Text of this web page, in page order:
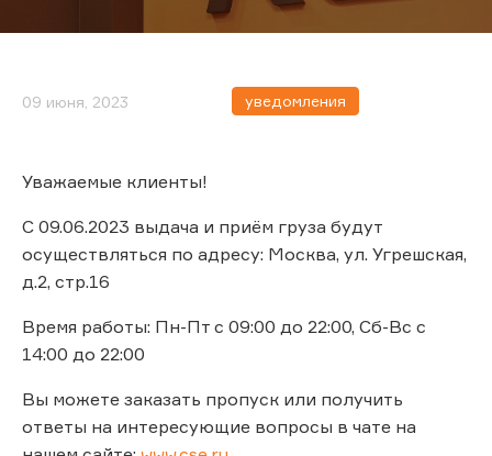
09 июня, 2023 уведомления
Уважаемые клиенты!
С 09.06.2023 выдача и приём груза будут
осуществляться по адресу: Москва, ул. Угрешская,
д.2, стр.16
Время работы: Пн-Пт с 09:00 до 22:00, Сб-Вс с
14:00 до 22:00
Вы можете заказать пропуск или получить
ответы на интересующие вопросы в чате на